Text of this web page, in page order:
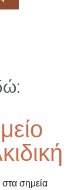
σημεία